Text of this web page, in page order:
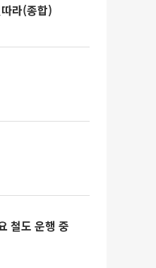
라(종합)
철도 운행 중